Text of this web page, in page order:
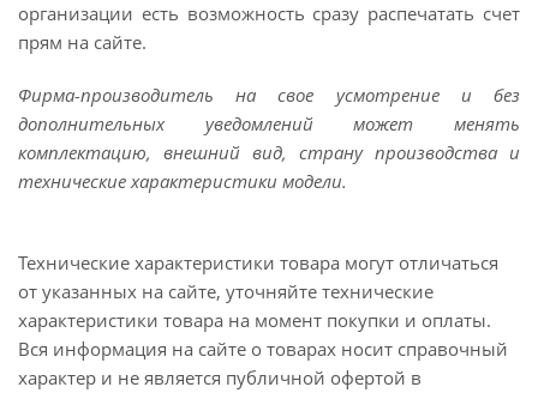
организации есть возможность сразу распечатать счет
прям на сайте.
Фирма-производитель на свое усмотрение и без
дополнительных уведомлений может менять
комплектацию, внешний вид, страну производства и
технические характеристики модели.
Технические характеристики товара могут отличаться
от указанных на сайте, уточняйте технические
характеристики товара на момент покупки и оплаты.
Вся информация на сайте о товарах носит справочный
характер и не является публичной офертой в